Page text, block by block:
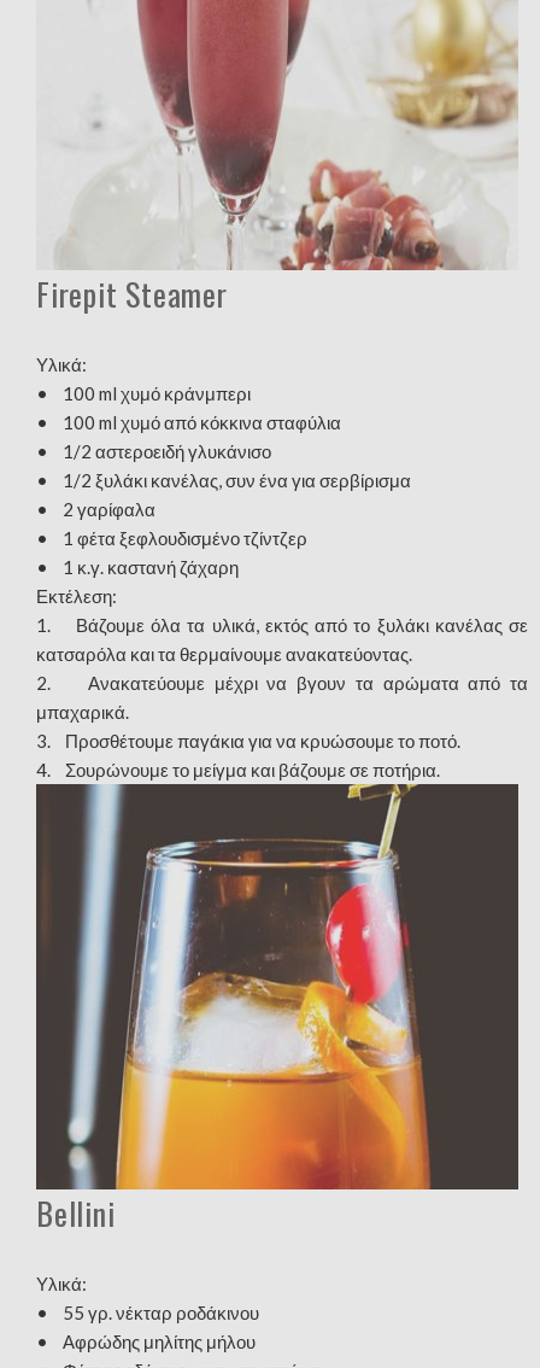
Firepit Steamer
Υλικά:
• 100 ml χυμό κράνμπερι
• 100 ml χυμό από κόκκινα σταφύλια
• 1/2 αστεροειδή γλυκάνισο
• 1/2 ξυλάκι κανέλας, συν ένα για σερβίρισμα
• 2 γαρίφαλα
• 1 φέτα ξεφλουδισμένο τζίντζερ
• 1 κ.γ. καστανή ζάχαρη
Εκτέλεση:
1. Βάζουμε όλα τα υλικά, εκτός από το ξυλάκι κανέλας σε
κατσαρόλα και τα θερμαίνουμε ανακατεύοντας.
2. Ανακατεύουμε μέχρι να βγουν τα αρώματα από τα
μπαχαρικά.
3. Προσθέτουμε παγάκια για να κρυώσουμε το ποτό.
4. Σουρώνουμε το μείγμα και βάζουμε σε ποτήρια.
Bellini
Υλικά:
• 55 γρ. νέκταρ ροδάκινου
• Αφρώδης μηλίτης μήλου